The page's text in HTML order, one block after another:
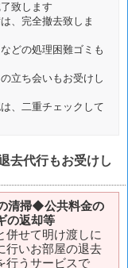
致します
、完全撤去致しま
どの処理困難ゴミも
立ち会いもお受けし
、二重チェックして
去代行もお受けし
清掃◆公共料金の
の返却等
併せて明け渡しに
行いお部屋の退去
行うサービスで